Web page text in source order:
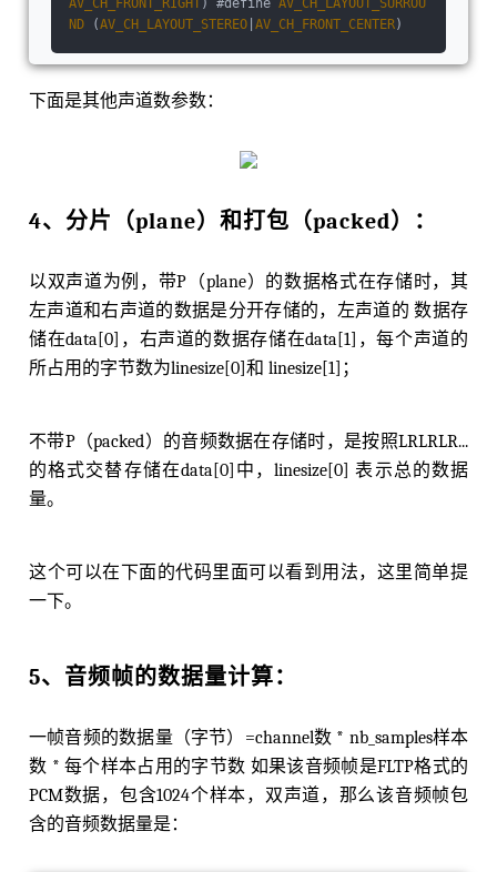
AV_CH_FRONT_RIGHT ) #define AV_CH_LAYOUT_SURROU
ND (AV_CH_LAYOUT_STEREO AV_CH_FRONT_CENTER)
下面是其他声道数参数：
4、分⽚（plane）和打包（packed）：
以双声道为例，带P（plane）的数据格式在存储时，其
左声道和右声道的数据是分开存储的，左声道的 数据存
储在data[0]，右声道的数据存储在data[1]，每个声道的
所占⽤的字节数为linesize[0]和 linesize[1]；
不带P（packed）的⾳频数据在存储时，是按照LRLRLR...
的格式交替存储在data[0]中，linesize[0] 表示总的数据
量。
这个可以在下面的代码里面可以看到用法，这里简单提
一下。
5、⾳频帧的数据量计算：
⼀帧⾳频的数据量（字节）=channel数 * nb_samples样本
数 * 每个样本占⽤的字节数 如果该⾳频帧是FLTP格式的
PCM数据，包含1024个样本，双声道，那么该⾳频帧包
含的⾳频数据量是：